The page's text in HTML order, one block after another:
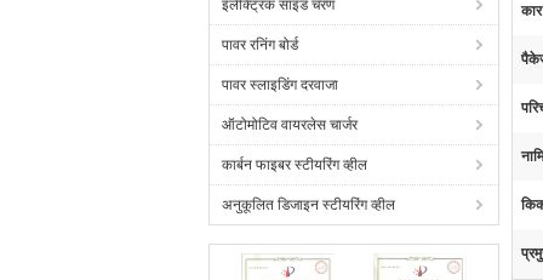
इलेक्ट्रिक साइड चरण
पावर रनिंग बोर्ड
पावर स्लाइडिंग दरवाजा
ऑटोमोटिव वायरलेस चार्जर
कार्बन फाइबर स्टीयरिंग व्हील
अनुकूलित डिजाइन स्टीयरिंग व्हील